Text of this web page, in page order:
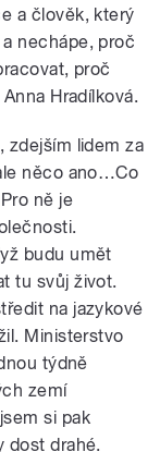
a člověk, který
nechápe, proč
proč
Hradílková.
zdejším lidem za
něco ano…Co
ně je
budu umět
tu svůj život.
na jazykové
Ministerstvo
týdně
zemí
si pak
dost drahé.